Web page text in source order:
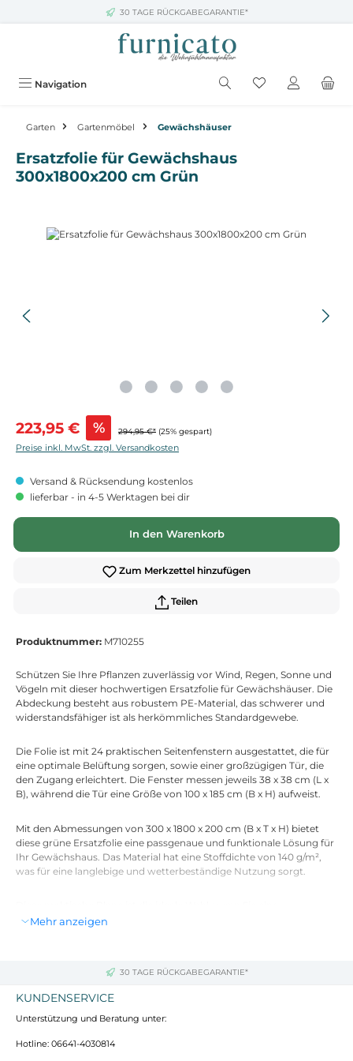
Zum Hauptinhalt springen30 TAGE RÜCKGABEGARANTIE*
Navigation
Garten Gartenmöbel Gewächshäuser
Ersatzfolie für Gewächshaus
300x1800x200 cm Grün
Bildergalerie überspringen
Verkaufspreis:
223,95 € % 294,95 €* (25% gespart)
Preise inkl. MwSt. zzgl. Versandkosten
Versand & Rücksendung kostenlos
lieferbar - in 4-5 Werktagen bei dir
In den Warenkorb
Zum Merkzettel hinzufügen
Teilen
Produktnummer: M710255
Schützen Sie Ihre Pflanzen zuverlässig vor Wind, Regen, Sonne und
Vögeln mit dieser hochwertigen Ersatzfolie für Gewächshäuser. Die
Abdeckung besteht aus robustem PE-Material, das schwerer und
widerstandsfähiger ist als herkömmliches Standardgewebe.
Die Folie ist mit 24 praktischen Seitenfenstern ausgestattet, die für
eine optimale Belüftung sorgen, sowie einer großzügigen Tür, die
den Zugang erleichtert. Die Fenster messen jeweils 38 x 38 cm (L x
B), während die Tür eine Größe von 100 x 185 cm (B x H) aufweist.
Mit den Abmessungen von 300 x 1800 x 200 cm (B x T x H) bietet
diese grüne Ersatzfolie eine passgenaue und funktionale Lösung für
Ihr Gewächshaus. Das Material hat eine Stoffdichte von 140 g/m²,
was für eine langlebige und wetterbeständige Nutzung sorgt.
zuverlässige und langlebige Ersatzabdeckung für Ihr Gewächshaus
Abmessungen:300 x 1800 x 200 cm (B x T x H)
Türgröße:100 x 185 cm (B x H)
Stoffdichte:140 g/m²
Mehr anzeigen
30 TAGE RÜCKGABEGARANTIE*
KUNDENSERVICE
Unterstützung und Beratung unter:
Hotline: 06641-4030814